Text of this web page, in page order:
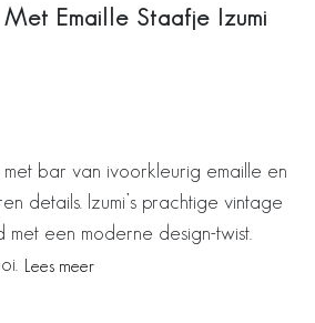
Emaille Staafje Izumi
bar van ivoorkleurig emaille en
details. Izumi’s prachtige vintage
een moderne design-twist.
Lees meer